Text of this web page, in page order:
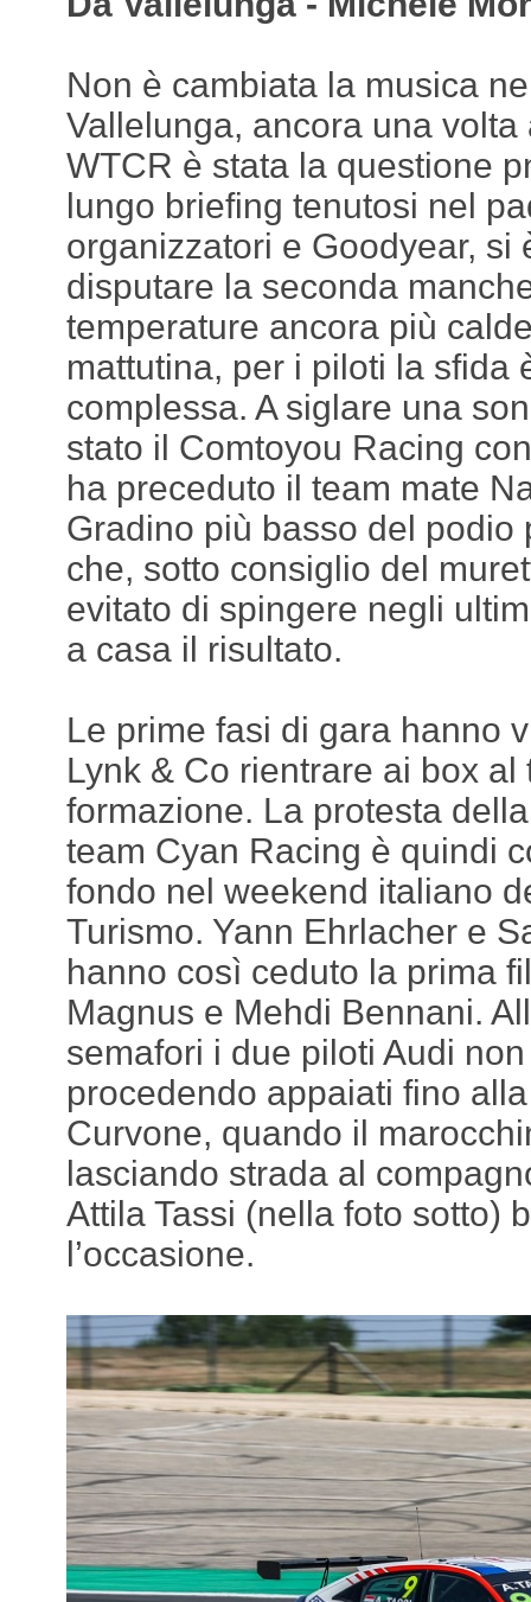
Non è cambiata la musica
Vallelunga, ancora una
WTCR è stata la questione
lungo briefing tenutosi nel
organizzatori e Goodyear, si
disputare la seconda
temperature ancora più
mattutina, per i piloti la sfida
complessa. A siglare una
stato il Comtoyou Racing
ha preceduto il team mate
Gradino più basso del podio
che, sotto consiglio del
evitato di spingere negli
a casa il risultato.
Le prime fasi di gara hanno
Lynk & Co rientrare ai box
formazione. La protesta
team Cyan Racing è quindi
fondo nel weekend italiano
Turismo. Yann Ehrlacher e
hanno così ceduto la prima
Magnus e Mehdi Bennani.
semafori i due piloti Audi
procedendo appaiati fino
Curvone, quando il
lasciando strada al
Attila Tassi (nella foto sotto)
l’occasione.